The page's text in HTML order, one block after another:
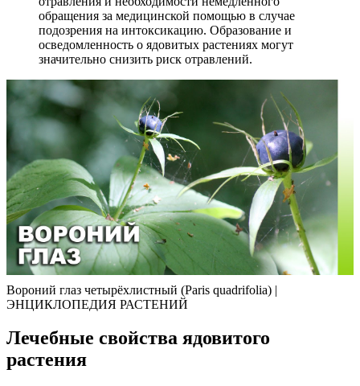
обращения за медицинской помощью в случае
подозрения на интоксикацию. Образование и
осведомленность о ядовитых растениях могут
значительно снизить риск отравлений.
Вороний глаз четырёхлистный (Paris quadrifolia) |
ЭНЦИКЛОПЕДИЯ РАСТЕНИЙ
Лечебные свойства ядовитого
растения